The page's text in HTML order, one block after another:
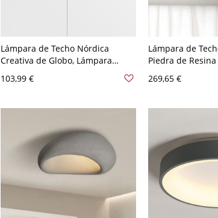
Lámpara de Techo Nórdica
Creativa de Globo, Lámpara
Cuerda - Gris 110 A 120 V 25,4 cm
103,99 €
Lámpara de
Piedra de
Gris claro 110 A
269,65 €